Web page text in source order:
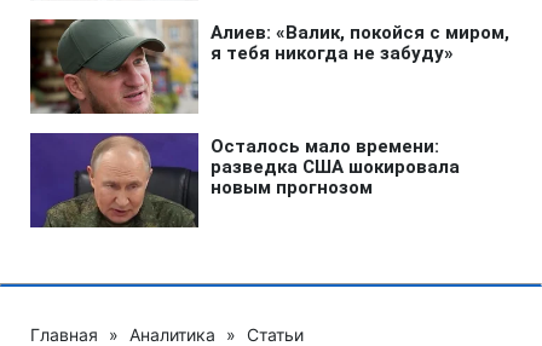
Главная » Аналитика » Статьи